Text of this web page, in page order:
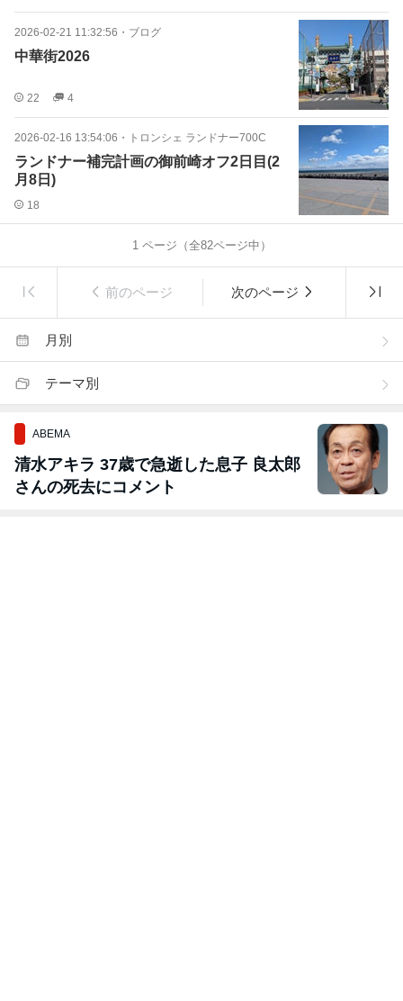
2026-02-21 11:32:56 ・ ブログ
中華街2026
22 4
2026-02-16 13:54:06 ・ トロンシェ ランドナー700C
ランドナー補完計画の御前崎オフ2日目(2
月8日)
18
1ページ（全82ページ中）
前のページ 次のページ
月別
テーマ別
ABEMA
清水アキラ 37歳で急逝した息子 良太郎
さんの死去にコメント